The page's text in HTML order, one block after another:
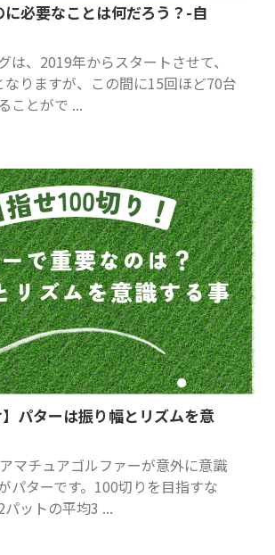
必要なことは何だろう？-自
は、2019年からスタートさせて、
なりますが、この間に15回ほど70台
ことがで ...
】パターは振り幅とリズムを意
マチュアゴルファーが意外に意識
パターです。100切りを目指すな
ットの平均3 ...